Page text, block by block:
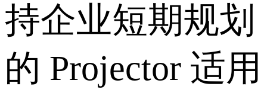
持企业短期规划
的 Projector 适用